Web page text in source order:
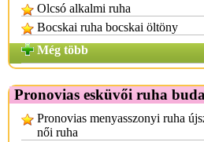
Olcsó alkalmi ruha
Bocskai ruha bocskai öltöny
Még több
Pronovias esküvői ruha
Pronovias menyasszonyi ruha
női ruha